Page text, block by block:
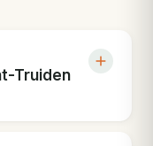
Truiden